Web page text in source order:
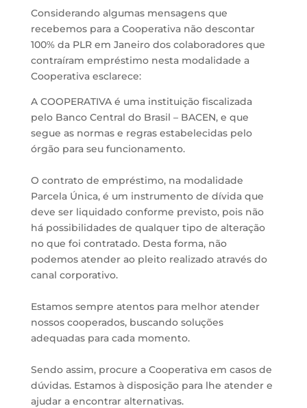
Considerando algumas mensagens que
recebemos para a Cooperativa não descontar
100% da PLR em Janeiro dos colaboradores que
contraíram empréstimo nesta modalidade a
Cooperativa esclarece:
A COOPERATIVA é uma instituição fiscalizada
pelo Banco Central do Brasil – BACEN, e que
segue as normas e regras estabelecidas pelo
órgão para seu funcionamento.
O contrato de empréstimo, na modalidade
Parcela Única, é um instrumento de dívida que
deve ser liquidado conforme previsto, pois não
há possibilidades de qualquer tipo de alteração
no que foi contratado. Desta forma, não
podemos atender ao pleito realizado através do
canal corporativo.
Estamos sempre atentos para melhor atender
nossos cooperados, buscando soluções
adequadas para cada momento.
Sendo assim, procure a Cooperativa em casos de
dúvidas. Estamos à disposição para lhe atender e
ajudar a encontrar alternativas.